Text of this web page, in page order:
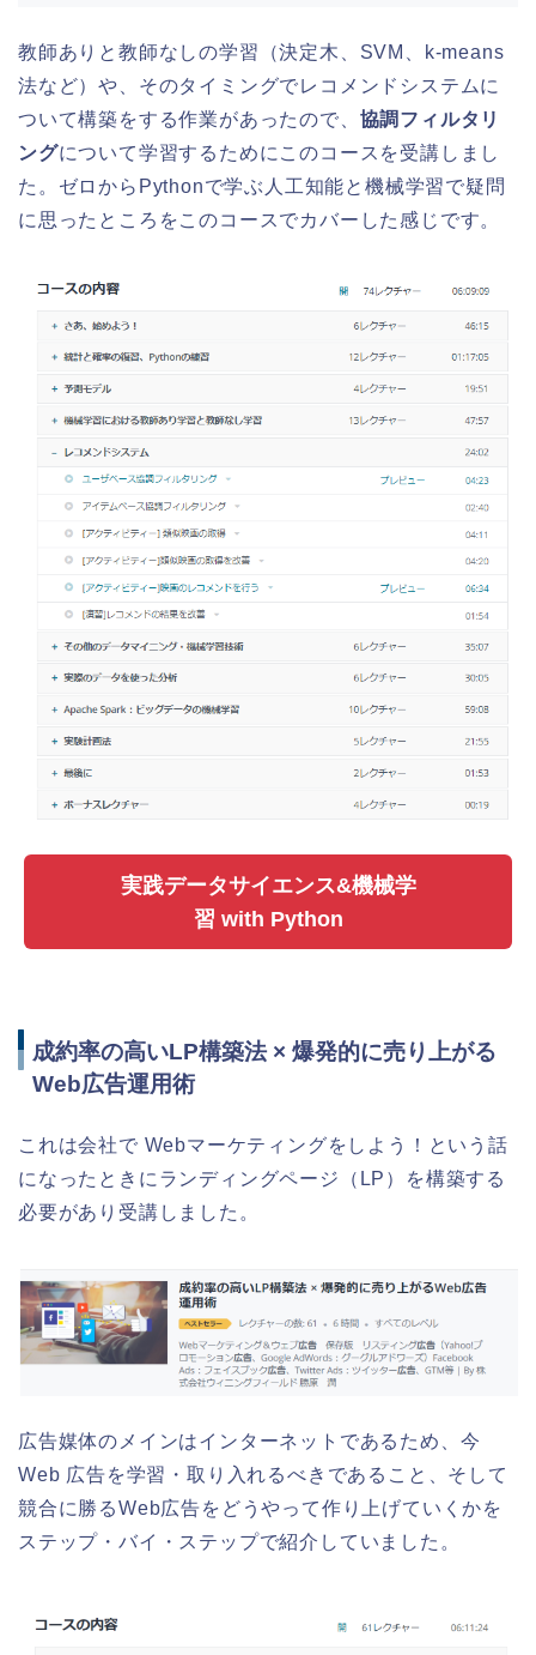
教師ありと教師なしの学習（決定木、SVM、k-means
法など）や、そのタイミングでレコメンドシステムに
ついて構築をする作業があったので、 協調フィルタリ
ングについて学習するためにこのコースを受講しまし
た。ゼロからPythonで学ぶ人工知能と機械学習で疑問
に思ったところをこのコースでカバーした感じです。
実践データサイエンス&機械学
習 with Python
成約率の高いLP構築法 × 爆発的に売り上がる
Web広告運用術
これは会社で Webマーケティングをしよう！という話
になったときにランディングページ（LP）を構築する
必要があり受講しました。
広告媒体のメインはインターネットであるため、今
Web 広告を学習・取り入れるべきであること、そして
競合に勝るWeb広告をどうやって作り上げていくかを
ステップ・バイ・ステップで紹介していました。